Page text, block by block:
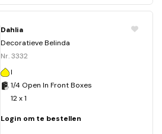
Dahlia
Decoratieve Belinda
Nr. 3332
I
1/4 Open In Front Boxes
12 x 1
Login om te bestellen